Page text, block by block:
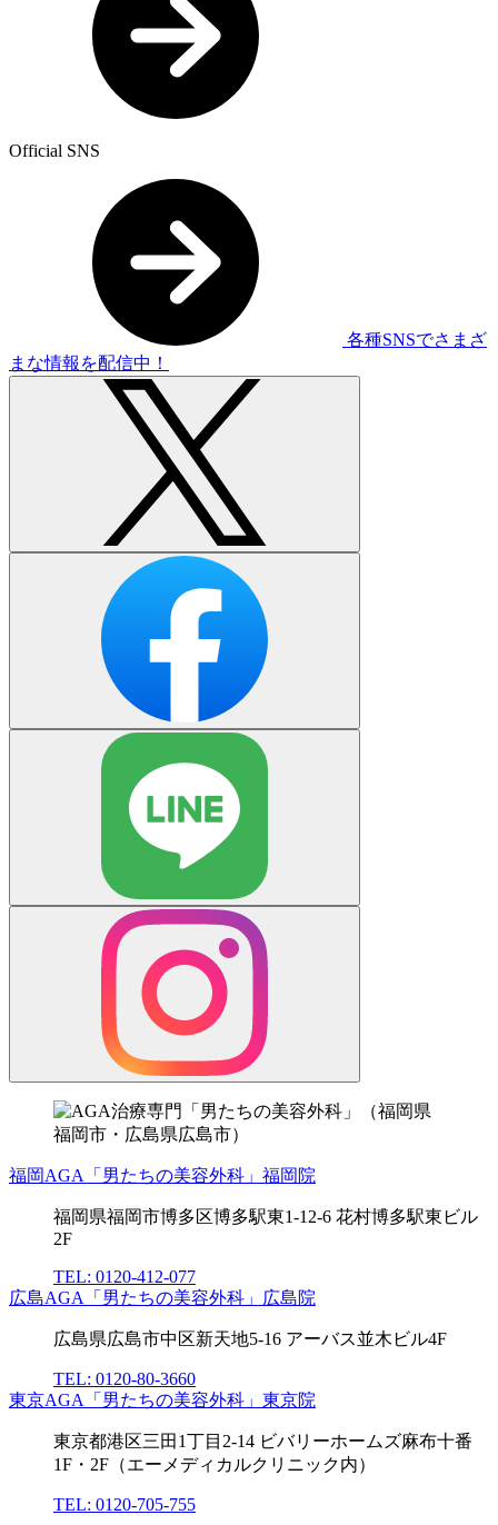
Official SNS
各種SNSでさまざ
まな情報を配信中！
福岡AGA「男たちの美容外科」福岡院
福岡県福岡市博多区博多駅東1-12-6 花村博多駅東ビル
2F
TEL: 0120-412-077
広島AGA「男たちの美容外科」広島院
広島県広島市中区新天地5-16 アーバス並木ビル4F
TEL: 0120-80-3660
東京AGA「男たちの美容外科」東京院
東京都港区三田1丁目2-14 ビバリーホームズ麻布十番
1F・2F（エーメディカルクリニック内）
TEL: 0120-705-755